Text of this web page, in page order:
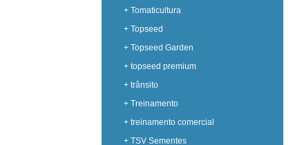
+ Tomaticultura
+ Topseed
+ Topseed Garden
+ topseed premium
+ trânsito
+ Treinamento
+ treinamento comercial
+ TSV Sementes